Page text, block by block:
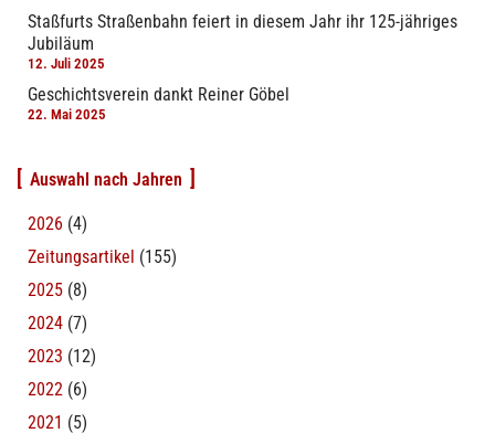
Staßfurts Straßenbahn feiert in diesem Jahr ihr 125-jähriges
Jubiläum
12. Juli 2025
Geschichtsverein dankt Reiner Göbel
22. Mai 2025
Auswahl nach Jahren
2026 (4)
Zeitungsartikel (155)
2025 (8)
2024 (7)
2023 (12)
2022 (6)
2021 (5)